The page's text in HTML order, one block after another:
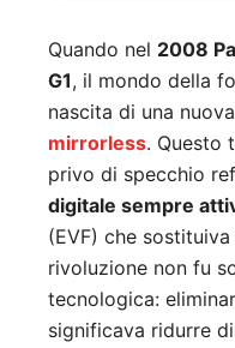
Quando nel 2008
G1, il mondo della
nascita di una
mirrorless. Questo
privo di specchio
digitale sempre
(EVF) che sostituiva
rivoluzione non fu
tecnologica:
significava ridurre